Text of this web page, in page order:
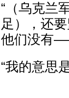
“（乌克兰
足），还
他们没有
“我的意思